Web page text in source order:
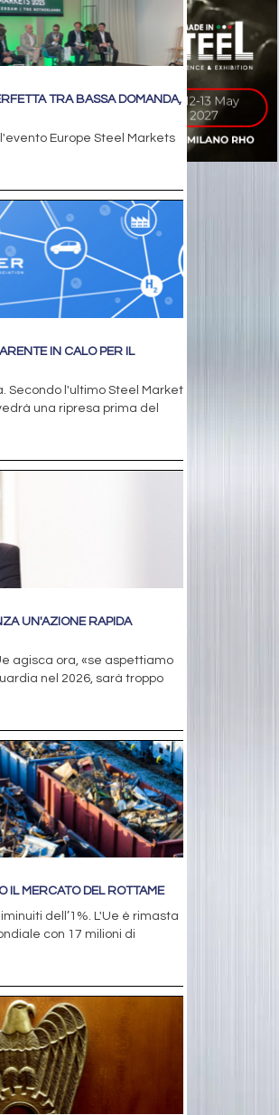
TRA BASSA DOMANDA,
Europe Steel Markets
IN CALO PER IL
Secondo l'ultimo Steel Market
una ripresa prima del
UN'AZIONE RAPIDA
agisca ora, «se aspettiamo
nel 2026, sarà troppo
IL MERCATO DEL ROTTAME
dell’1%. L'Ue è rimasta
con 17 milioni di